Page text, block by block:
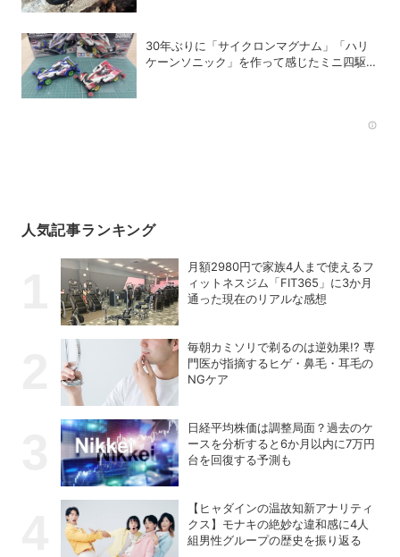
30年ぶりに「サイクロンマグナム」「ハリ
ケーンソニック」を作って感じたミニ四駆の
人気記事ランキング
月額2980円で家族4人まで使えるフ
ィットネスジム「FIT365」に3か月
通った現在のリアルな感想
毎朝カミソリで剃るのは逆効果!? 専
門医が指摘するヒゲ・鼻毛・耳毛の
NGケア
日経平均株価は調整局面？過去のケ
ースを分析すると6か月以内に7万円
台を回復する予測も
【ヒャダインの温故知新アナリティ
クス】モナキの絶妙な違和感に4人
組男性グループの歴史を振り返る